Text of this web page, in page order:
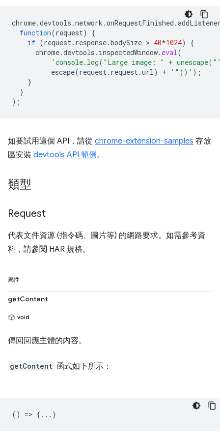
chrome.devtools .network .onRequestFinished .
function(request)
{
if (request. response.bodySize > 40*1024)
{
chrome.devtools . inspectedWindow. eval(
'console.log("Large image: " +
escape(request. request.url) + '"))' );
}
}
);
如要試用這個 API，請從 chrome-extension-samples 存放
區安裝 devtools API 範例。
類型
Request
代表文件資源 (指令碼、圖片等) 的網路要求。如需參考資
料，請參閱 HAR 規格。
屬性
getContent
void
傳回回應主體的內容。
getContent 函式如下所示：
() => {...}